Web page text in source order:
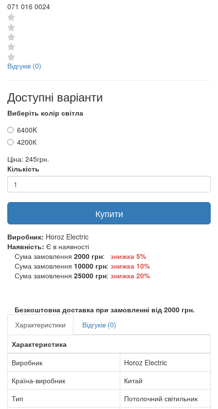
071 016 0024
Відгуків (0)
Доступні варіанти
Виберіть колір світла
6400K
4200К
Ціна: 245грн.
Кількість
Купити
Виробник: Horoz Electric
Наявність: Є в наявності
Сума замовлення 2000 грн:
знижка 5%
Сума замовлення 10000 грн: знижка 10%
Сума замовлення 25000 грн: знижка 20%
Безкоштовна доставка при замовленні від 2000 грн.
Характеристики
Відгуків (0)
Характеристика
Виробник
Horoz Electric
Країна-виробник
Китай
Тип
Потолочний світильник